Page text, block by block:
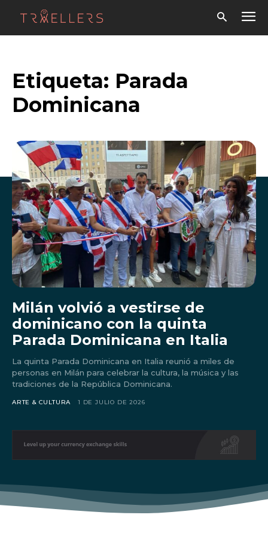
Don't miss
out!
Etiqueta: Parada
Dominicana
Milán volvió a vestirse de
dominicano con la quinta
Parada Dominicana en Italia
La quinta Parada Dominicana en Italia reunió a miles de
personas en Milán para celebrar la cultura, la música y las
tradiciones de la República Dominicana.
ARTE & CULTURA 1 DE JULIO DE 2026